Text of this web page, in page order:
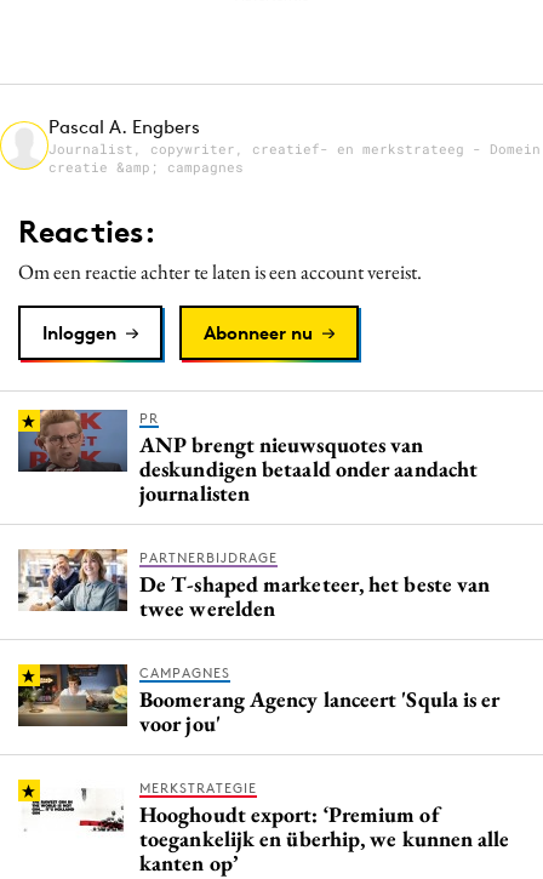
Interne communicatie
Martech
Media
PR
Programmatic
Reputatie & crisis
Pascal A. Engbers
Journalist, copywriter, creatief- en merkstrateeg - Domein
creatie &amp; campagnes
Reacties:
Om een reactie achter te laten is een account vereist.
Inloggen Abonneer nu
PR
ANP brengt nieuwsquotes van
deskundigen betaald onder aandacht
journalisten
PARTNERBIJDRAGE
De T-shaped marketeer, het beste van
twee werelden
CAMPAGNES
Boomerang Agency lanceert 'Squla is er
voor jou'
MERKSTRATEGIE
Hooghoudt export: ‘Premium of
toegankelijk en überhip, we kunnen alle
kanten op’